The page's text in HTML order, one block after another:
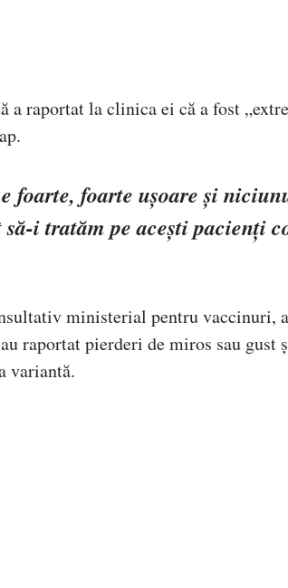
a raportat la clinica ei că a fost
foarte, foarte ușoare și
i tratăm pe acești pacienți
ministerial pentru vaccinuri,
raportat pierderi de miros sau gust
variantă.